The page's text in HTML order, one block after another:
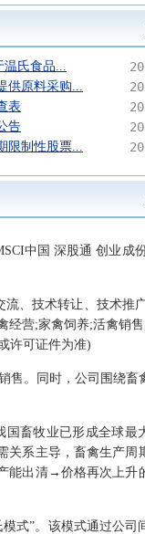
温氏食品...
供原料采购...
表
告
限制性股票...
中国 深股通 创业成
、技术转让、技术推
经营;家禽饲养;活禽销
许可证件为准)
售。同时，公司围绕畜
国畜牧业已形成全球最
关系主导，畜禽生产周
出清→价格再次上升
式”。该模式通过公司